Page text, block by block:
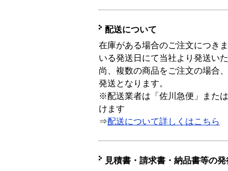
配送について
在庫がある場合のご注文につき
いる発送日にて当社より発送い
尚、複数の商品をご注文の場合
発送となります。
※配送業者は「佐川急便」また
けます
⇒配送について詳しくはこちら
見積書・請求書・納品書等の